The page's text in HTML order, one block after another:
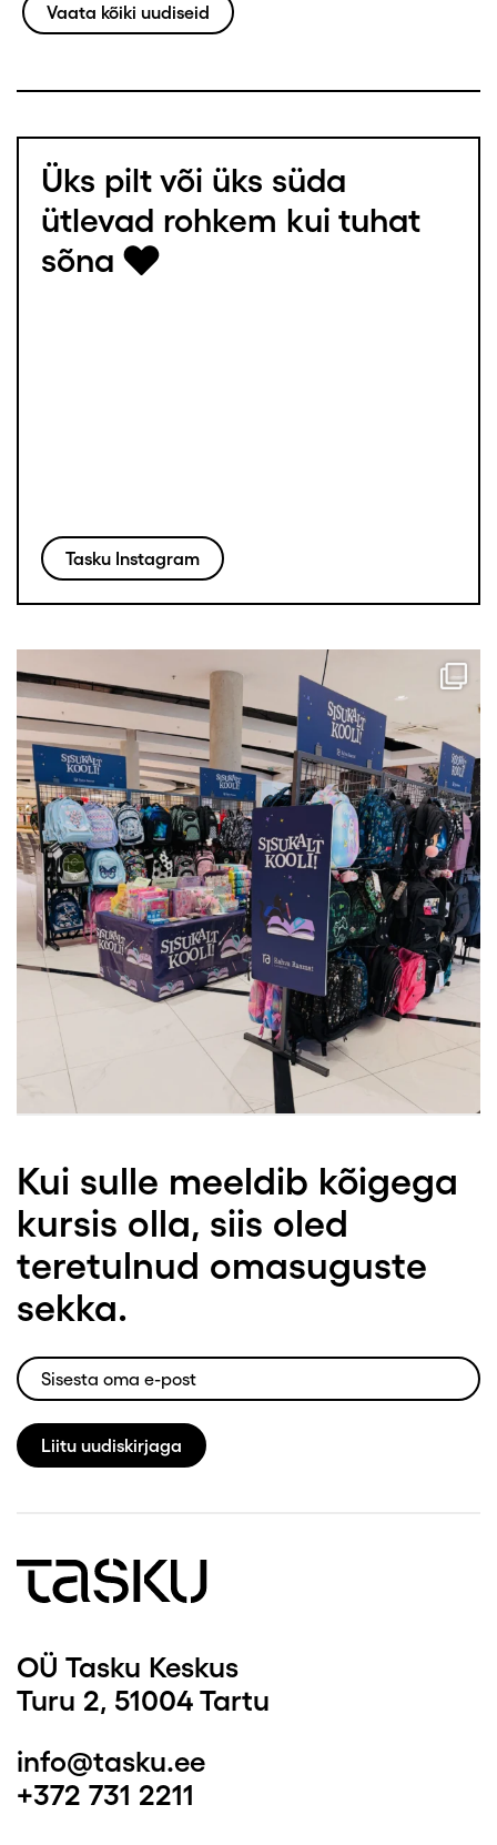
Vaata kõiki uudiseid
Üks pilt või üks süda
ütlevad rohkem kui tuhat
sõna
Tasku Instagram
Kui sulle meeldib kõigega
kursis olla, siis oled
teretulnud omasuguste
sekka.
Liitu uudiskirjaga
OÜ Tasku Keskus
Turu 2, 51004 Tartu
info@tasku.ee
+372 731 2211